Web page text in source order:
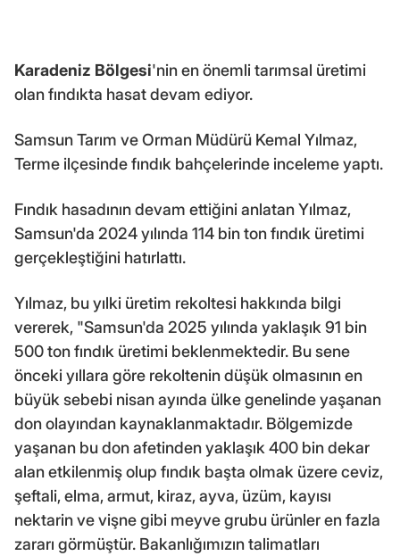
Karadeniz Bölgesi'nin en önemli tarımsal üretimi
olan fındıkta hasat devam ediyor.
Samsun Tarım ve Orman Müdürü Kemal Yılmaz,
Terme ilçesinde fındık bahçelerinde inceleme yaptı.
Fındık hasadının devam ettiğini anlatan Yılmaz,
Samsun'da 2024 yılında 114 bin ton fındık üretimi
gerçekleştiğini hatırlattı.
Yılmaz, bu yılki üretim rekoltesi hakkında bilgi
vererek, "Samsun'da 2025 yılında yaklaşık 91 bin
500 ton fındık üretimi beklenmektedir. Bu sene
önceki yıllara göre rekoltenin düşük olmasının en
büyük sebebi nisan ayında ülke genelinde yaşanan
don olayından kaynaklanmaktadır. Bölgemizde
yaşanan bu don afetinden yaklaşık 400 bin dekar
alan etkilenmiş olup fındık başta olmak üzere ceviz,
şeftali, elma, armut, kiraz, ayva, üzüm, kayısı
nektarin ve vişne gibi meyve grubu ürünler en fazla
zararı görmüştür. Bakanlığımızın talimatları